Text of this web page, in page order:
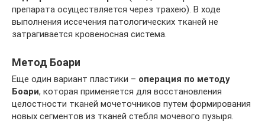
препарата осуществляется через трахею). В ходе
выполнения иссечения патологических тканей не
затрагивается кровеносная система.
Метод Боари
Еще один вариант пластики – операция по методу
Боари, которая применяется для восстановления
целостности тканей мочеточников путем формирования
новых сегментов из тканей стебля мочевого пузыря.